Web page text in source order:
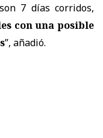
7 días corridos,
con una posible
”, añadió.